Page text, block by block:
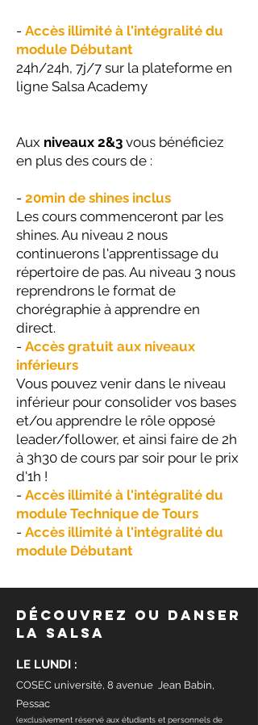
- Accès illimité à l'intégralité du
module Débutant
24h/24h, 7j/7 sur la plateforme en
ligne Salsa Academy
Aux niveaux 2&3 vous bénéficiez
en plus des cours de :
- 20min de shines inclus
Les cours commenceront par les
shines. Au niveau 2 nous
continuerons l'apprentissage du
répertoire de pas. Au niveau 3 nous
reprendrons le format de
chorégraphie à apprendre en
direct.
- Accès gratuit aux niveaux
inférieurs
Vous pouvez venir dans le niveau
inférieur pour consolider vos bases
et/ou apprendre le rôle opposé
leader/follower, et ainsi faire de 2h
à 3h30 de cours par soir pour le prix
d'1h !
- Accès illimité à l'intégralité du
module Technique de Tours
- Accès illimité à l'intégralité du
module Débutant
Découvrez ou danser
la salsa
LE LUNDI :
COSEC université, 8 avenue Jean Babin,
Pessac
(exclusivement réservé aux étudiants et personnels de